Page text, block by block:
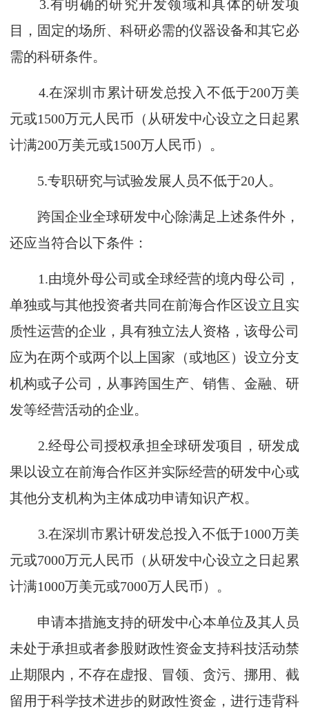
3.有明确的研究开发领域和具体的研发项
目，固定的场所、科研必需的仪器设备和其它必
需的科研条件。
4.在深圳市累计研发总投入不低于200万美
元或1500万元人民币（从研发中心设立之日起累
计满200万美元或1500万人民币）。
5.专职研究与试验发展人员不低于20人。
跨国企业全球研发中心除满足上述条件外，
还应当符合以下条件：
1.由境外母公司或全球经营的境内母公司，
单独或与其他投资者共同在前海合作区设立且实
质性运营的企业，具有独立法人资格，该母公司
应为在两个或两个以上国家（或地区）设立分支
机构或子公司，从事跨国生产、销售、金融、研
发等经营活动的企业。
2.经母公司授权承担全球研发项目，研发成
果以设立在前海合作区并实际经营的研发中心或
其他分支机构为主体成功申请知识产权。
3.在深圳市累计研发总投入不低于1000万美
元或7000万元人民币（从研发中心设立之日起累
计满1000万美元或7000万人民币）。
申请本措施支持的研发中心本单位及其人员
未处于承担或者参股财政性资金支持科技活动禁
止期限内，不存在虚报、冒领、贪污、挪用、截
留用于科学技术进步的财政性资金，进行违背科